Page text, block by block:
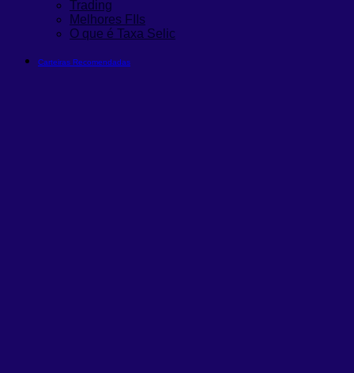
Trading
Melhores FIIs
O que é Taxa Selic
Carteiras Recomendadas